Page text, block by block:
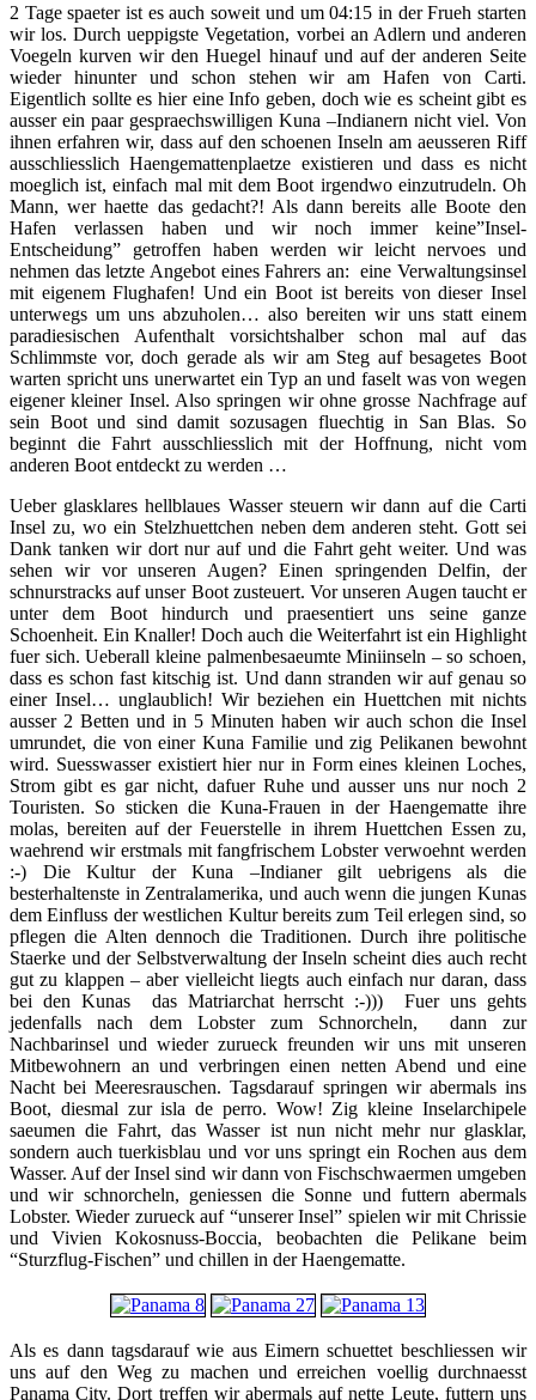
2 Tage spaeter ist es auch soweit und um 04:15 in der Frueh starten
wir los. Durch ueppigste Vegetation, vorbei an Adlern und anderen
Voegeln kurven wir den Huegel hinauf und auf der anderen Seite
wieder hinunter und schon stehen wir am Hafen von Carti.
Eigentlich sollte es hier eine Info geben, doch wie es scheint gibt es
ausser ein paar gespraechswilligen Kuna –Indianern nicht viel. Von
ihnen erfahren wir, dass auf den schoenen Inseln am aeusseren Riff
ausschliesslich Haengemattenplaetze existieren und dass es nicht
moeglich ist, einfach mal mit dem Boot irgendwo einzutrudeln. Oh
Mann, wer haette das gedacht?! Als dann bereits alle Boote den
Hafen verlassen haben und wir noch immer keine”Insel-
Entscheidung” getroffen haben werden wir leicht nervoes und
nehmen das letzte Angebot eines Fahrers an: eine Verwaltungsinsel
mit eigenem Flughafen! Und ein Boot ist bereits von dieser Insel
unterwegs um uns abzuholen… also bereiten wir uns statt einem
paradiesischen Aufenthalt vorsichtshalber schon mal auf das
Schlimmste vor, doch gerade als wir am Steg auf besagetes Boot
warten spricht uns unerwartet ein Typ an und faselt was von wegen
eigener kleiner Insel. Also springen wir ohne grosse Nachfrage auf
sein Boot und sind damit sozusagen fluechtig in San Blas. So
beginnt die Fahrt ausschliesslich mit der Hoffnung, nicht vom
anderen Boot entdeckt zu werden …
Ueber glasklares hellblaues Wasser steuern wir dann auf die Carti
Insel zu, wo ein Stelzhuettchen neben dem anderen steht. Gott sei
Dank tanken wir dort nur auf und die Fahrt geht weiter. Und was
sehen wir vor unseren Augen? Einen springenden Delfin, der
schnurstracks auf unser Boot zusteuert. Vor unseren Augen taucht er
unter dem Boot hindurch und praesentiert uns seine ganze
Schoenheit. Ein Knaller! Doch auch die Weiterfahrt ist ein Highlight
fuer sich. Ueberall kleine palmenbesaeumte Miniinseln – so schoen,
dass es schon fast kitschig ist. Und dann stranden wir auf genau so
einer Insel… unglaublich! Wir beziehen ein Huettchen mit nichts
ausser 2 Betten und in 5 Minuten haben wir auch schon die Insel
umrundet, die von einer Kuna Familie und zig Pelikanen bewohnt
wird. Suesswasser existiert hier nur in Form eines kleinen Loches,
Strom gibt es gar nicht, dafuer Ruhe und ausser uns nur noch 2
Touristen. So sticken die Kuna-Frauen in der Haengematte ihre
molas, bereiten auf der Feuerstelle in ihrem Huettchen Essen zu,
waehrend wir erstmals mit fangfrischem Lobster verwoehnt werden
:-) Die Kultur der Kuna –Indianer gilt uebrigens als die
besterhaltenste in Zentralamerika, und auch wenn die jungen Kunas
dem Einfluss der westlichen Kultur bereits zum Teil erlegen sind, so
pflegen die Alten dennoch die Traditionen. Durch ihre politische
Staerke und der Selbstverwaltung der Inseln scheint dies auch recht
gut zu klappen – aber vielleicht liegts auch einfach nur daran, dass
bei den Kunas das Matriarchat herrscht :-))) Fuer uns gehts
jedenfalls nach dem Lobster zum Schnorcheln, dann zur
Nachbarinsel und wieder zurueck freunden wir uns mit unseren
Mitbewohnern an und verbringen einen netten Abend und eine
Nacht bei Meeresrauschen. Tagsdarauf springen wir abermals ins
Boot, diesmal zur isla de perro. Wow! Zig kleine Inselarchipele
saeumen die Fahrt, das Wasser ist nun nicht mehr nur glasklar,
sondern auch tuerkisblau und vor uns springt ein Rochen aus dem
Wasser. Auf der Insel sind wir dann von Fischschwaermen umgeben
und wir schnorcheln, geniessen die Sonne und futtern abermals
Lobster. Wieder zurueck auf “unserer Insel” spielen wir mit Chrissie
und Vivien Kokosnuss-Boccia, beobachten die Pelikane beim
“Sturzflug-Fischen” und chillen in der Haengematte.
Als es dann tagsdarauf wie aus Eimern schuettet beschliessen wir
uns auf den Weg zu machen und erreichen voellig durchnaesst
Panama City. Dort treffen wir abermals auf nette Leute, futtern uns